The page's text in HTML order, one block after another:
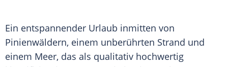
Ein entspannender Urlaub inmitten von
Pinienwäldern, einem unberührten Strand und
einem Meer, das als qualitativ hochwertig